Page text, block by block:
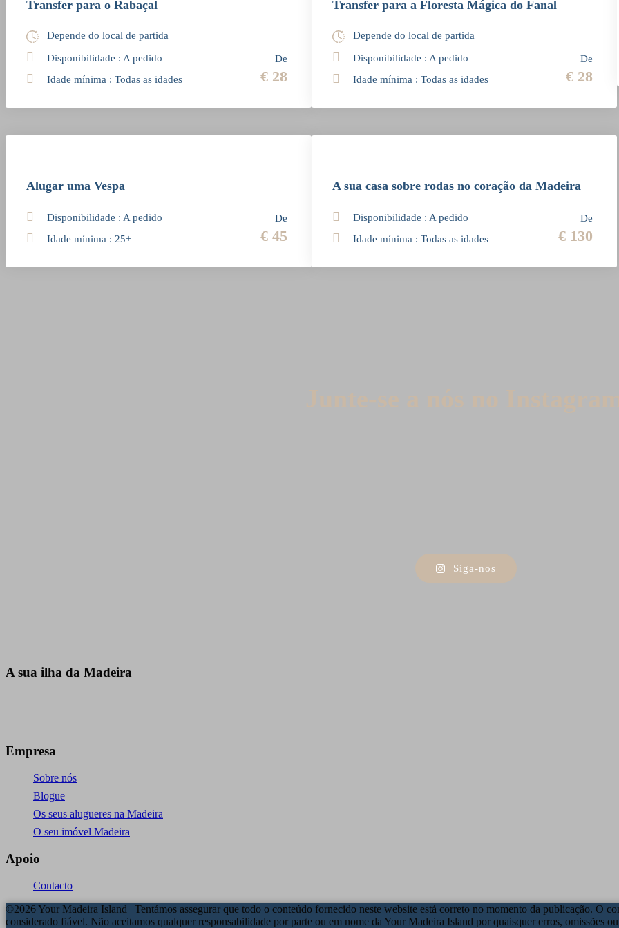
Transfer para o Rabaçal
De
€ 28
Depende do local de partida
Disponibilidade : A pedido
Idade mínima : Todas as idades
Transfer para a Floresta Mágica do Fanal
De
€ 28
Depende do local de partida
Disponibilidade : A pedido
Idade mínima : Todas as idades
Alugar uma Vespa
De
€ 45
Disponibilidade : A pedido
Idade mínima : 25+
A sua casa sobre rodas no coração da Madeira
De
€ 130
Disponibilidade : A pedido
Idade mínima : Todas as idades
Siga-nos
A sua ilha da Madeira
Empresa
Sobre nós
Blogue
Os seus alugueres na Madeira
O seu imóvel Madeira
Apoio
Contacto
©2026 Your Madeira Island | Tentámos assegurar que todo o conteúdo fornecido neste website está correto no momento da publicação. O
considerado fiável. Não aceitamos qualquer responsabilidade por parte ou em nome da Your Madeira Island por quaisquer erros, omissões